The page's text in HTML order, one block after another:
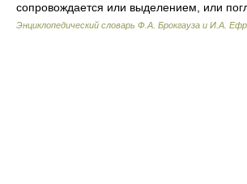
сопровождается или выделением, или
Энциклопедический словарь Ф.А. Брокгауза и И.А.